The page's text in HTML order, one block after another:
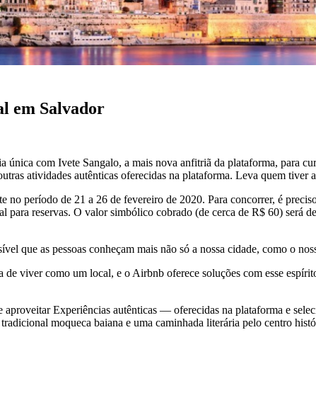
em Salvador
com Ivete Sangalo, a mais nova anfitriã da plataforma, para
atividades autênticas oferecidas na plataforma. Leva quem tiver
período de 21 a 26 de fevereiro de 2020. Para concorrer, é
para reservas. O valor simbólico cobrado (de cerca de R$ 60) será
que as pessoas conheçam mais não só a nossa cidade, como o
viver como um local, e o Airbnb oferece soluções com esse
Experiências autênticas — oferecidas na plataforma e
moqueca baiana e uma caminhada literária pelo centro